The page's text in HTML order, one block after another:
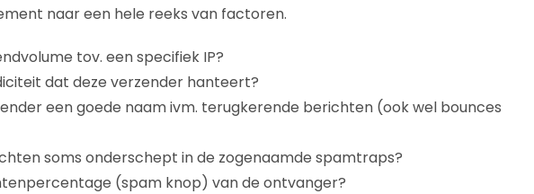
naar een hele reeks van factoren.
tov. een specifiek IP?
dat deze verzender hanteert?
een goede naam ivm. terugkerende berichten (ook wel bounces
soms onderschept in de zogenaamde spamtraps?
(spam knop) van de ontvanger?